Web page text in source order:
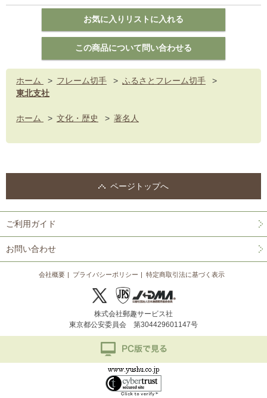
ホーム > フレーム切手 > ふるさとフレーム切手
>
東北支社
ホーム > 文化・歴史 > 著名人
ページトップへ
ご利用ガイド
お問い合わせ
会社概要 プライバシーポリシー 特定商取引法に基づく表示
株式会社郵趣サービス社
東京都公安委員会 第304429601147号